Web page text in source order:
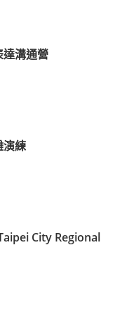
達溝通營
演練
City Regional